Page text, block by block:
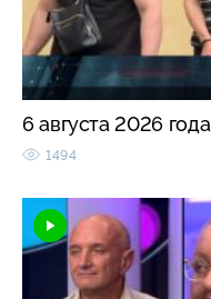
6 августа 2026 года
1494